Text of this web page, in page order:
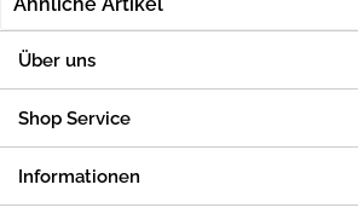
Über uns
Shop Service
Informationen